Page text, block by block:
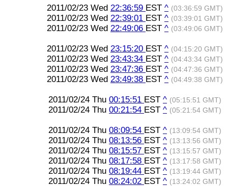
2011/02/23 Wed 22:36:59 EST ^ (03:36:59 GMT)
2011/02/23 Wed 22:39:01 EST ^ (03:39:01 GMT)
2011/02/23 Wed 22:49:06 EST ^ (03:49:06 GMT)
2011/02/23 Wed 23:15:20 EST ^ (04:15:20 GMT)
2011/02/23 Wed 23:43:34 EST ^ (04:43:34 GMT)
2011/02/23 Wed 23:47:36 EST ^ (04:47:36 GMT)
2011/02/23 Wed 23:49:38 EST ^ (04:49:38 GMT)
2011/02/24 Thu 00:15:51 EST ^ (05:15:51 GMT)
2011/02/24 Thu 00:21:54 EST ^ (05:21:54 GMT)
2011/02/24 Thu 08:09:54 EST ^ (13:09:54 GMT)
2011/02/24 Thu 08:13:56 EST ^ (13:13:56 GMT)
2011/02/24 Thu 08:15:57 EST ^ (13:15:57 GMT)
2011/02/24 Thu 08:17:58 EST ^ (13:17:58 GMT)
2011/02/24 Thu 08:19:44 EST ^ (13:19:44 GMT)
2011/02/24 Thu 08:24:02 EST ^ (13:24:02 GMT)